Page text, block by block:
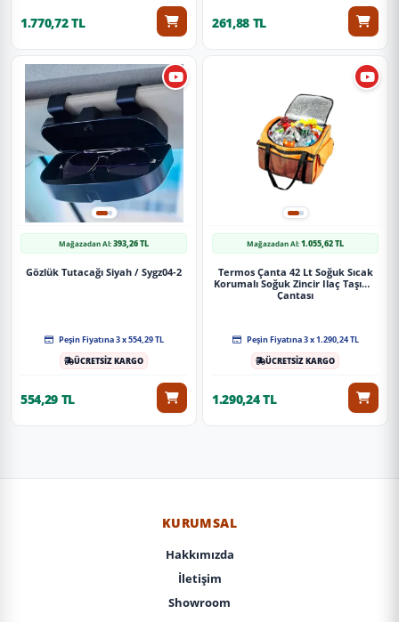
1.770,72 TL 261,88 TL
Mağazadan Al:393,26 TL
Gözlük Tutacağı Siyah / Sygz04-2
Peşin Fiyatına 3 x 554,29 TL
ÜCRETSİZ KARGO
554,29 TL
Mağazadan Al:1.055,62 TL
Termos Çanta 42 Lt Soğuk Sıcak
Korumalı Soğuk Zincir Ilaç Taşıma
Çantası
Peşin Fiyatına 3 x 1.290,24 TL
ÜCRETSİZ KARGO
1.290,24 TL
KURUMSAL
Hakkımızda
İletişim
Showroom